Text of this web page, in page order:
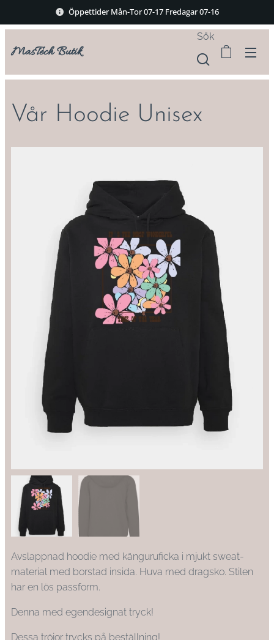
Öppettider Mån-Tor 07-17 Fredagar 07-16
MasTech Butik
Sök
Vår Hoodie Unisex
Avslappnad hoodie med känguruficka i mjukt sweat-
material med borstad insida. Huva med dragsko. Stilen
har en lös passform.
Denna med egendesignat tryck!
Dessa tröjor trycks på beställning!